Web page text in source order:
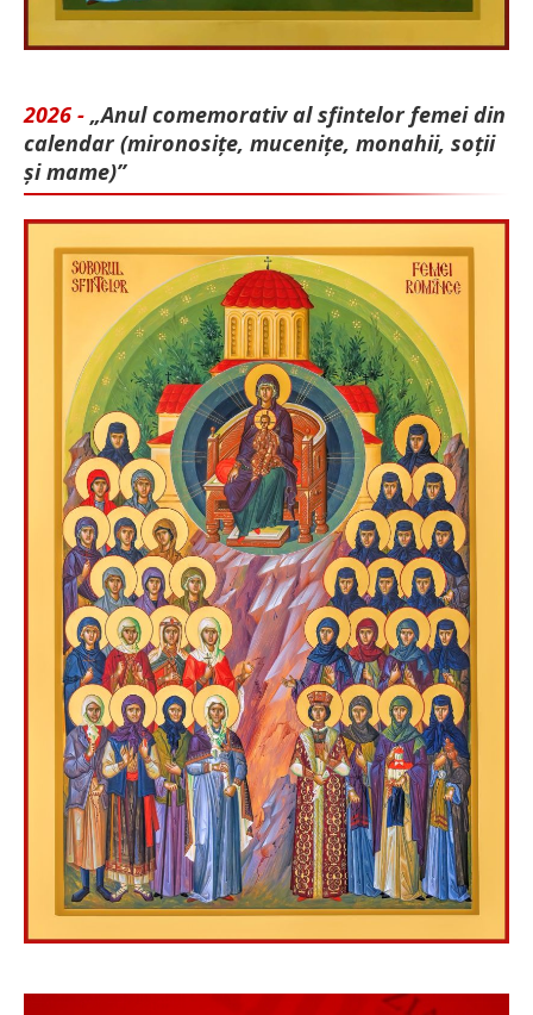
2026 - „Anul comemorativ al sfintelor femei din
calendar (mironosițe, mu­cenițe, monahii, soții
și mame)”